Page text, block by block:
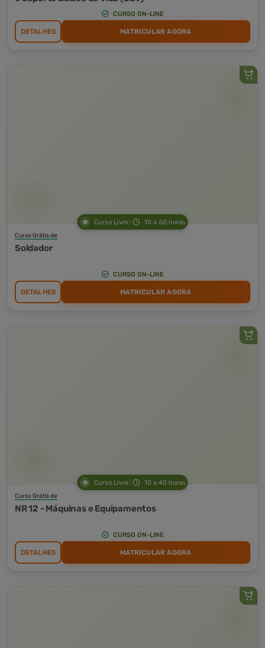
CURSO ON-LINE
DETALHES MATRICULAR AGORA
Curso Livre 10 a 60 horas
Curso Grátis de
Soldador
CURSO ON-LINE
DETALHES MATRICULAR AGORA
Curso Livre 10 a 40 horas
Curso Grátis de
NR 12 - Máquinas e Equipamentos
CURSO ON-LINE
DETALHES MATRICULAR AGORA